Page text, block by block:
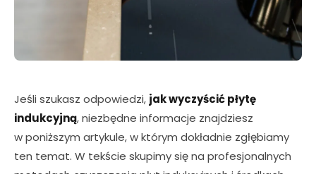
Jeśli szukasz odpowiedzi, jak wyczyścić płytę
indukcyjną, niezbędne informacje znajdziesz
w poniższym artykule, w którym dokładnie zgłębiamy
ten temat. W tekście skupimy się na profesjonalnych